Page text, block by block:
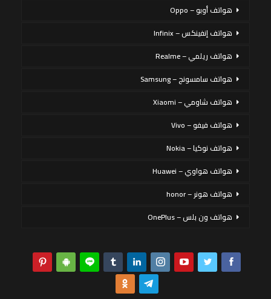
هواتف أوبو – Oppo
هواتف إنفينكس – Infinix
هواتف ريلمي – Realme
هواتف سامسونج – Samsung
هواتف شاومي – Xiaomi
هواتف فيفو – Vivo
هواتف نوكيا – Nokia
هواتف هواوي – Huawei
هواتف هونر – honor
هواتف ون بلس – OnePlus